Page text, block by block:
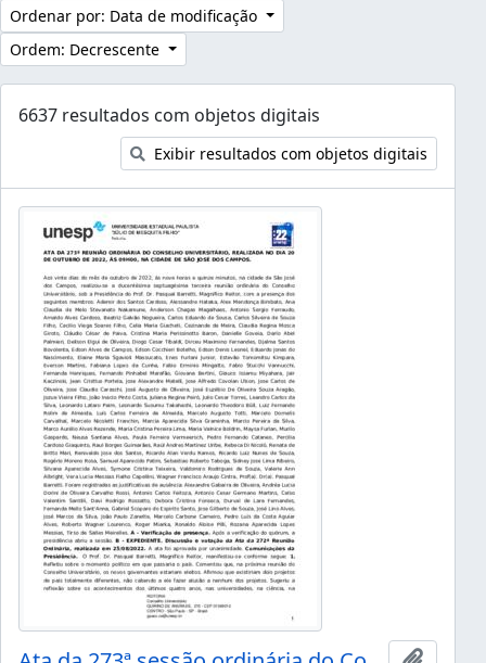
Ordenar por: Data de modificação
Ordem: Decrescente
6637 resultados com objetos digitais
Exibir resultados com objetos digitais